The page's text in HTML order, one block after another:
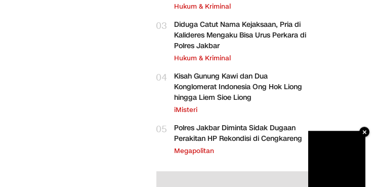
Hukum & Kriminal
03
Diduga Catut Nama Kejaksaan, Pria di
Kalideres Mengaku Bisa Urus Perkara di
Polres Jakbar
Hukum & Kriminal
04
Kisah Gunung Kawi dan Dua
Konglomerat Indonesia Ong Hok Liong
hingga Liem Sioe Liong
iMisteri
05
Polres Jakbar Diminta Sidak Dugaan
Perakitan HP Rekondisi di Cengkareng
Megapolitan
×